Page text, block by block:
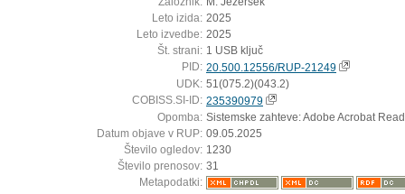
Leto izida: 2025
Leto izvedbe: 2025
Št. strani: 1 USB ključ
PID: 20.500.12556/RUP-21249
UDK: 51(075.2)(043.2)
COBISS.SI-ID: 235390979
Opomba: Sistemske zahteve: Adobe Acrobat
Datum objave v RUP: 09.05.2025
Število ogledov: 1230
Število prenosov: 31
Metapodatki: